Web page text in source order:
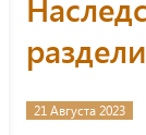
21 Августа 2023